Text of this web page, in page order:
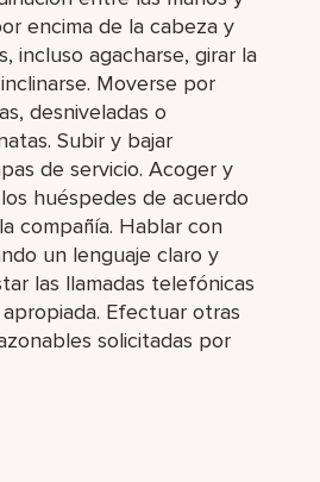
encima de la cabeza y
incluso agacharse, girar la
Moverse por
desniveladas o
Subir y bajar
de servicio. Acoger y
huéspedes de acuerdo
compañía. Hablar con
un lenguaje claro y
las llamadas telefónicas
Efectuar otras
solicitadas por